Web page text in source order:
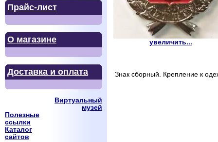
Прайс-лист
О магазине
Доставка и оплата
Виртуальный
музей
Полезные
ссылки
Каталог
сайтов
увеличить...
Знак сборный. Крепление к